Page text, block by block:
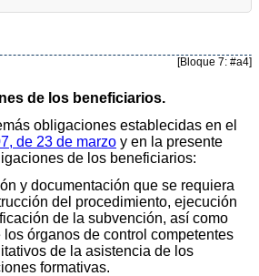
[Bloque 7: #a4]
de los beneficiarios.
obligaciones establecidas en el
de 23 de marzo y en la presente
de los beneficiarios:
y documentación que se requiera
del procedimiento, ejecución
de la subvención, así como
órganos de control competentes
de la asistencia de los
formativas.